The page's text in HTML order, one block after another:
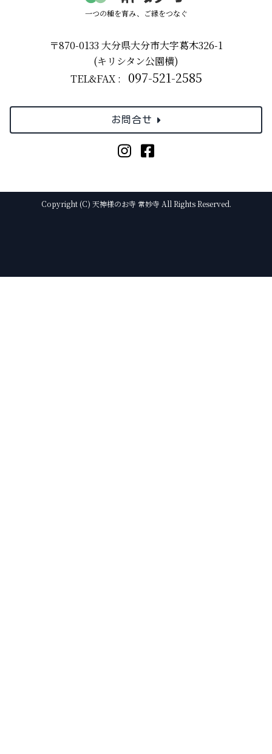
一つの種を育み、ご縁をつなぐ
〒870-0133 大分県大分市大字葛木326-1
(キリシタン公園横)
TEL&FAX :
097-521-2585
お問合せ
Copyright (C) 天神様のお寺 常妙寺 All Rights Reserved.